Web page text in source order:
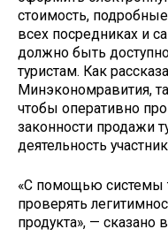
стоимость,
всех посредниках и
должно быть
туристам. Как
Минэкономравития,
чтобы оперативно
законности продажи
деятельность
«С помощью системы
проверять
продукта», — сказано